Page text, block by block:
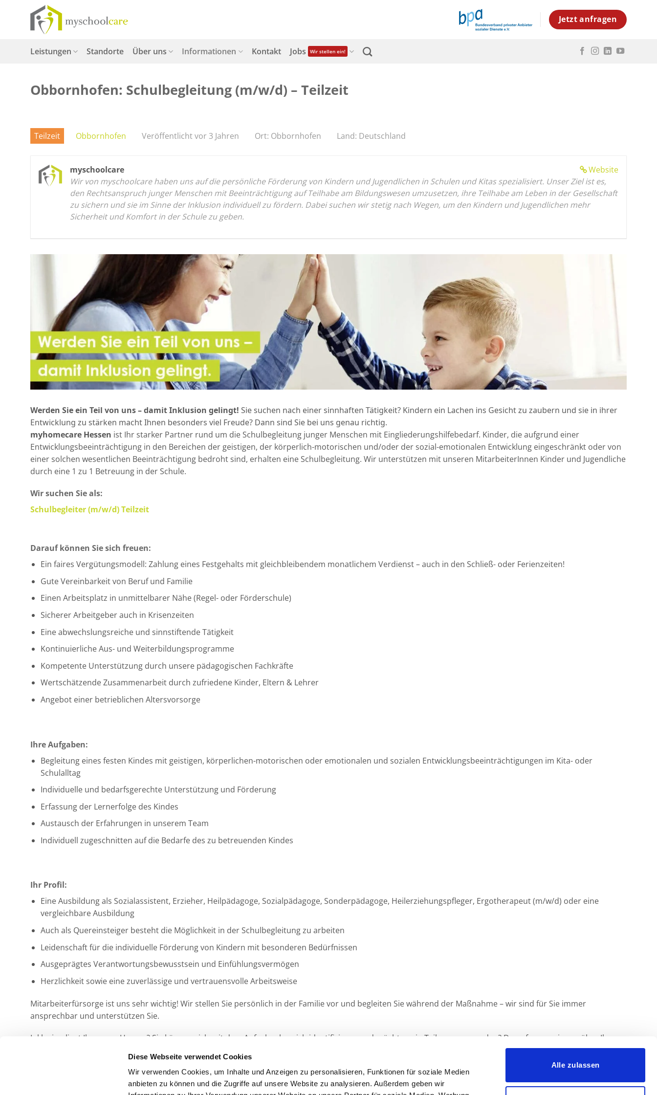
Diese Webseite verwendet Cookies
Wir verwenden Cookies, um Inhalte und Anzeigen zu personalisieren, Funktionen für soziale Medien
anbieten zu können und die Zugriffe auf unsere Website zu analysieren. Außerdem geben wir
Alle zulassen
springen
Jetzt anfragen
Leistungen Standorte Über uns Informationen Kontakt Jobs Wir stellen ein!
Obbornhofen: Schulbegleitung (m/w/d) – Teilzeit
Teilzeit Obbornhofen Veröffentlicht vor 3 Jahren Ort: Obbornhofen Land: Deutschland
Website
myschoolcare
Wir von myschoolcare haben uns auf die persönliche Förderung von Kindern und Jugendlichen in Schulen und Kitas spezialisiert. Unser Ziel ist es,
den Rechtsanspruch junger Menschen mit Beeinträchtigung auf Teilhabe am Bildungswesen umzusetzen, ihre Teilhabe am Leben in der Gesellschaft
zu sichern und sie im Sinne der Inklusion individuell zu fördern. Dabei suchen wir stetig nach Wegen, um den Kindern und Jugendlichen mehr
Sicherheit und Komfort in der Schule zu geben.
Werden Sie ein Teil von uns – damit Inklusion gelingt! Sie suchen nach einer sinnhaften Tätigkeit? Kindern ein Lachen ins Gesicht zu zaubern und sie in ihrer
Entwicklung zu stärken macht Ihnen besonders viel Freude? Dann sind Sie bei uns genau richtig.
myhomecare Hessen ist Ihr starker Partner rund um die Schulbegleitung junger Menschen mit Eingliederungshilfebedarf. Kinder, die aufgrund einer
Entwicklungsbeeinträchtigung in den Bereichen der geistigen, der körperlich-motorischen und/oder der sozial-emotionalen Entwicklung eingeschränkt oder von
einer solchen wesentlichen Beeinträchtigung bedroht sind, erhalten eine Schulbegleitung. Wir unterstützen mit unseren MitarbeiterInnen Kinder und Jugendliche
durch eine 1 zu 1 Betreuung in der Schule.
Wir suchen Sie als:
Schulbegleiter (m/w/d) Teilzeit
Darauf können Sie sich freuen:
Ein faires Vergütungsmodell: Zahlung eines Festgehalts mit gleichbleibendem monatlichem Verdienst – auch in den Schließ- oder Ferienzeiten!
Gute Vereinbarkeit von Beruf und Familie
Einen Arbeitsplatz in unmittelbarer Nähe (Regel- oder Förderschule)
Sicherer Arbeitgeber auch in Krisenzeiten
Eine abwechslungsreiche und sinnstiftende Tätigkeit
Kontinuierliche Aus- und Weiterbildungsprogramme
Kompetente Unterstützung durch unsere pädagogischen Fachkräfte
Wertschätzende Zusammenarbeit durch zufriedene Kinder, Eltern & Lehrer
Angebot einer betrieblichen Altersvorsorge
Ihre Aufgaben:
Begleitung eines festen Kindes mit geistigen, körperlichen-motorischen oder emotionalen und sozialen Entwicklungsbeeinträchtigungen im Kita- oder
Schulalltag
Individuelle und bedarfsgerechte Unterstützung und Förderung
Erfassung der Lernerfolge des Kindes
Austausch der Erfahrungen in unserem Team
Individuell zugeschnitten auf die Bedarfe des zu betreuenden Kindes
Ihr Profil:
Eine Ausbildung als Sozialassistent, Erzieher, Heilpädagoge, Sozialpädagoge, Sonderpädagoge, Heilerziehungspfleger, Ergotherapeut (m/w/d) oder eine
vergleichbare Ausbildung
Auch als Quereinsteiger besteht die Möglichkeit in der Schulbegleitung zu arbeiten
Leidenschaft für die individuelle Förderung von Kindern mit besonderen Bedürfnissen
Ausgeprägtes Verantwortungsbewusstsein und Einfühlungsvermögen
Herzlichkeit sowie eine zuverlässige und vertrauensvolle Arbeitsweise
Mitarbeiterfürsorge ist uns sehr wichtig! Wir stellen Sie persönlich in der Familie vor und begleiten Sie während der Maßnahme – wir sind für Sie immer
ansprechbar und unterstützen Sie.
Inklusion liegt Ihnen am Herzen? Sie können sich mit dem Aufgabenbereich identifizieren und möchten ein Teil von uns werden? Dann freuen wir uns über Ihre